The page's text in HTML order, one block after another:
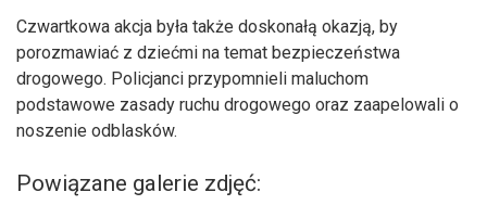
Czwartkowa akcja była także doskonałą okazją, by
porozmawiać z dziećmi na temat bezpieczeństwa
drogowego. Policjanci przypomnieli maluchom
podstawowe zasady ruchu drogowego oraz zaapelowali o
noszenie odblasków.
Powiązane galerie zdjęć: